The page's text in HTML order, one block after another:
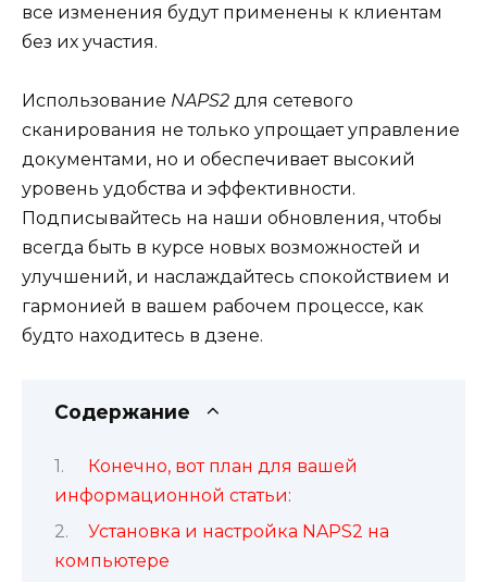
все изменения будут применены к клиентам
без их участия.
Использование NAPS2 для сетевого
сканирования не только упрощает управление
документами, но и обеспечивает высокий
уровень удобства и эффективности.
Подписывайтесь на наши обновления, чтобы
всегда быть в курсе новых возможностей и
улучшений, и наслаждайтесь спокойствием и
гармонией в вашем рабочем процессе, как
будто находитесь в дзене.
Содержание
Конечно, вот план для вашей
информационной статьи:
Установка и настройка NAPS2 на
компьютере